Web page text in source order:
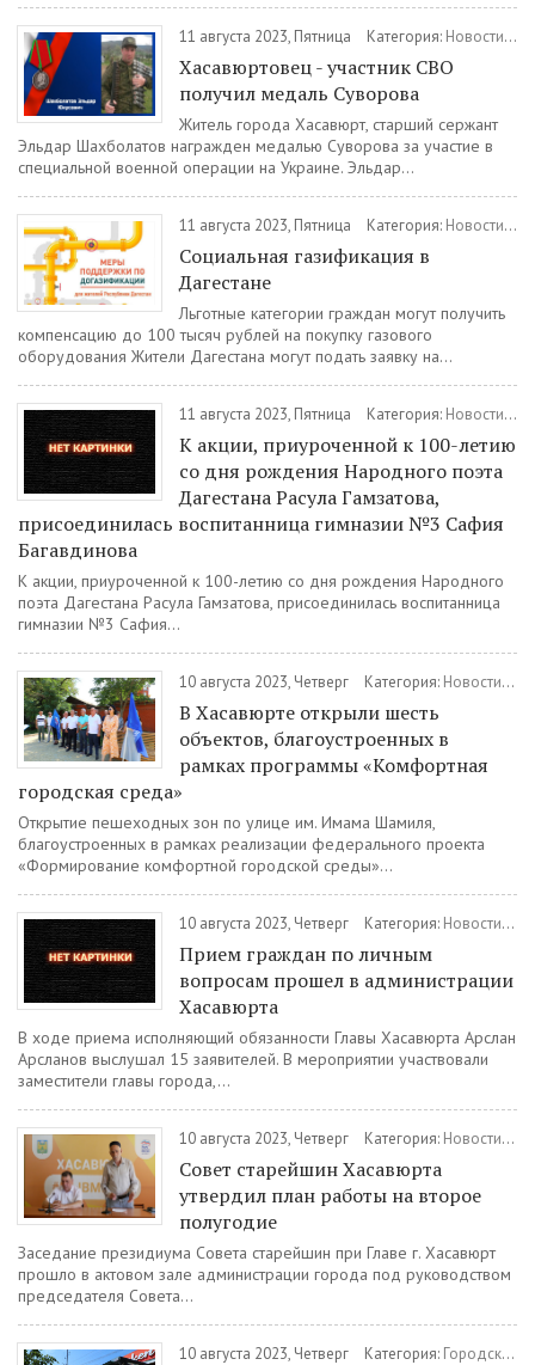
11 августа 2023, Пятница Категория: Новости/
Хасавюртовец - участник СВО
получил медаль Суворова
Житель города Хасавюрт, старший сержант
Эльдар Шахболатов награжден медалью Суворова за участие в
специальной военной операции на Украине. Эльдар...
11 августа 2023, Пятница Категория: Новости/
Социальная газификация в
Дагестане
Льготные категории граждан могут получить
компенсацию до 100 тысяч рублей на покупку газового
оборудования Жители Дагестана могут подать заявку на...
11 августа 2023, Пятница Категория: Новости/
К акции, приуроченной к 100-летию
со дня рождения Народного поэта
Дагестана Расула Гамзатова,
присоединилась воспитанница гимназии №3 Сафия
Багавдинова
К акции, приуроченной к 100-летию со дня рождения Народного
поэта Дагестана Расула Гамзатова, присоединилась воспитанница
гимназии №3 Сафия...
10 августа 2023, Четверг Категория: Новости/
В Хасавюрте открыли шесть
объектов, благоустроенных в
рамках программы «Комфортная
городская среда»
Открытие пешеходных зон по улице им. Имама Шамиля,
благоустроенных в рамках реализации федерального проекта
«Формирование комфортной городской среды»...
10 августа 2023, Четверг Категория: Новости/
Прием граждан по личным
вопросам прошел в администрации
Хасавюрта
В ходе приема исполняющий обязанности Главы Хасавюрта Арслан
Арсланов выслушал 15 заявителей. В мероприятии участвовали
заместители главы города,...
10 августа 2023, Четверг Категория: Новости/
Совет старейшин Хасавюрта
утвердил план работы на второе
полугодие
Заседание президиума Совета старейшин при Главе г. Хасавюрт
прошло в актовом зале администрации города под руководством
председателя Совета...
10 августа 2023, Четверг Категория: Городская среда